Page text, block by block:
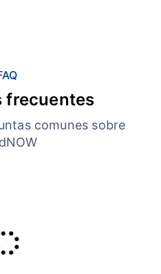
frecuentes
comunes sobre